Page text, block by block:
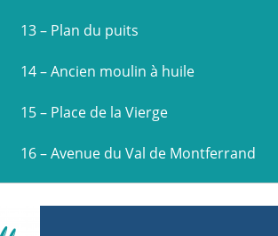
13 – Plan du puits
14 – Ancien moulin à huile
15 – Place de la Vierge
16 – Avenue du Val de Montferrand